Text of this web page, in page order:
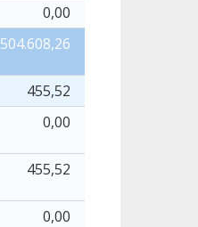
0,00
504.608,26
455,52
0,00
455,52
0,00